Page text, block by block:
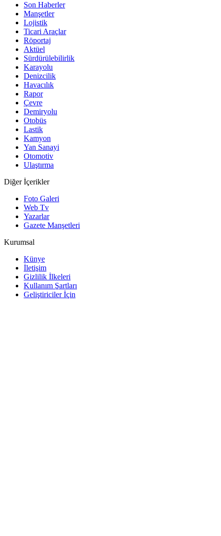
Son Haberler
Manşetler
Lojistik
Ticari Araçlar
Röportaj
Aktüel
Sürdürülebilirlik
Karayolu
Denizcilik
Havacılık
Rapor
Çevre
Demiryolu
Otobüs
Lastik
Kamyon
Yan Sanayi
Otomotiv
Ulaştırma
Diğer İçerikler
Foto Galeri
Web Tv
Yazarlar
Gazete Manşetleri
Kurumsal
Künye
İletişim
Gizlilik İlkeleri
Kullanım Şartları
Geliştiriciler İçin